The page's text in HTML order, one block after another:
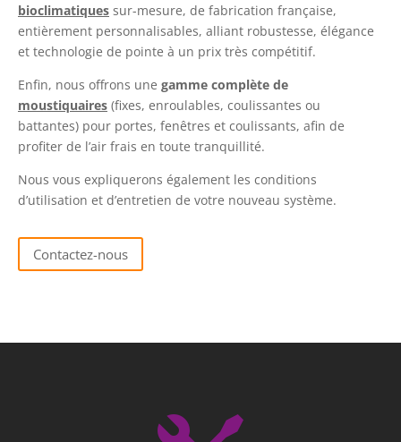
bioclimatiques sur-mesure, de fabrication française,
entièrement personnalisables, alliant robustesse, élégance
et technologie de pointe à un prix très compétitif.
Enfin, nous offrons une gamme complète de
moustiquaires (fixes, enroulables, coulissantes ou
battantes) pour portes, fenêtres et coulissants, afin de
profiter de l’air frais en toute tranquillité.
Nous vous expliquerons également les conditions
d’utilisation et d’entretien de votre nouveau système.
Contactez-nous